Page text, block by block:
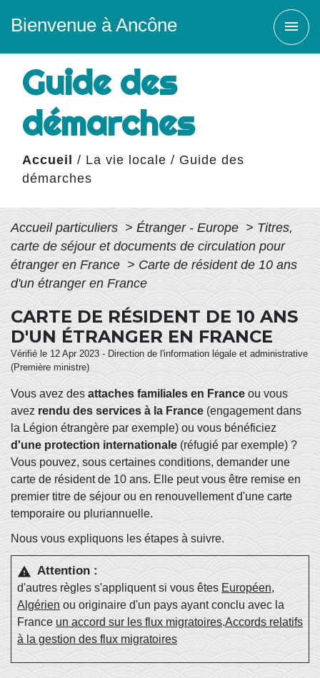
Bienvenue à Ancône menu
Guide des
démarches
Accueil / La vie locale / Guide des
démarches
Accueil particuliers > Étranger - Europe > Titres,
carte de séjour et documents de circulation pour
étranger en France > Carte de résident de 10 ans
d'un étranger en France
CARTE DE RÉSIDENT DE 10 ANS
D'UN ÉTRANGER EN FRANCE
Vérifié le 12 Apr 2023 - Direction de l'information légale et administrative
(Première ministre)
Vous avez des attaches familiales en France ou vous
avez rendu des services à la France (engagement dans
la Légion étrangère par exemple) ou vous bénéficiez
d'une protection internationale (réfugié par exemple) ?
Vous pouvez, sous certaines conditions, demander une
carte de résident de 10 ans. Elle peut vous être remise en
premier titre de séjour ou en renouvellement d'une carte
temporaire ou pluriannuelle.
Nous vous expliquons les étapes à suivre.
warning Attention :
d'autres règles s'appliquent si vous êtes Européen,
Algérien ou originaire d'un pays ayant conclu avec la
France un accord sur les flux migratoires.Accords relatifs
à la gestion des flux migratoires